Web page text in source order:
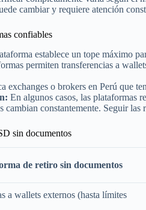
cambiar y requiere atención
confiables
establece un tope máximo
permiten transferencias a
exchanges o brokers en Perú que
En algunos casos, las plataformas
cambian constantemente. Seguir
sin documentos
de retiro sin documentos
a wallets externos (hasta límites